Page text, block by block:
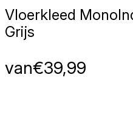
Vloerkleed Mono
Grijs
van€39,99